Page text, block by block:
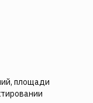
площади